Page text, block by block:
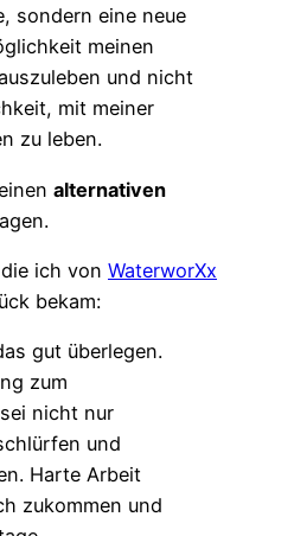
sondern eine neue
meinen
und nicht
mit meiner
zu leben.
alternativen
ich von WaterworXx
bekam:
gut überlegen.
zum
nicht nur
und
Harte Arbeit
zukommen und